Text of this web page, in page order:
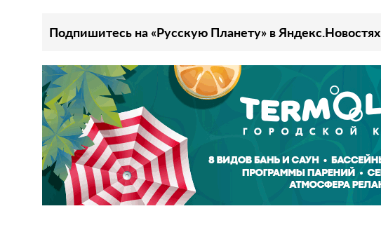
Подпишитесь на «Русскую Планету» в Яндекс.Новостях